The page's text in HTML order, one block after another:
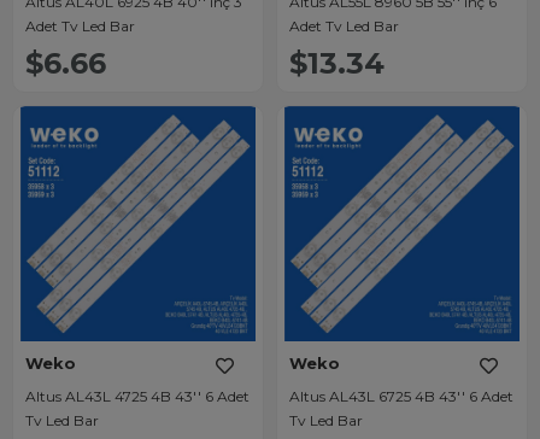
Adet Tv Led Bar
$6.66
Adet Tv Led Bar
$13.34
Weko
Altus AL43L 4725 4B 43'' 6 Adet
Tv Led Bar
Weko
Altus AL43L 6725 4B 43'' 6 Adet
Tv Led Bar